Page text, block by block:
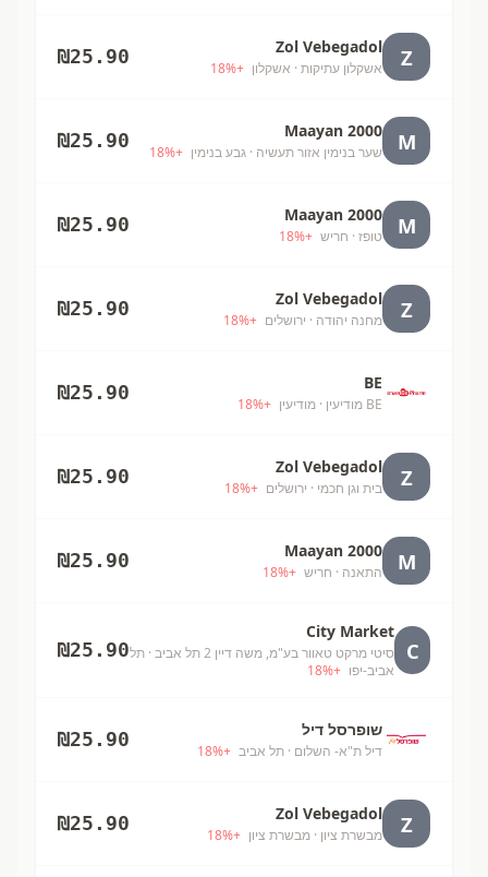
Z
Zol Vebegadol
אשקלון עתיקות · אשקלון +
18%
₪25.90
M
Maayan 2000
שער בנימין אזור תעשיה · גבע בנימין +
18%
₪25.90
M
Maayan 2000
טופז · חריש +
18%
₪25.90
Z
Zol Vebegadol
מחנה יהודה · ירושלים +
18%
₪25.90
BE
BE מודיעין · מודיעין +
18%
₪25.90
Z
Zol Vebegadol
בית וגן חכמי · ירושלים +
18%
₪25.90
M
Maayan 2000
התאנה · חריש +
18%
₪25.90
C
City Market
סיטי מרקט טאוור בע"מ, משה דיין 2 תל אביב
· תל
אביב-יפו +
18%
₪25.90
שופרסל דיל
דיל ת"א- השלום · תל אביב +
18%
₪25.90
Z
Zol Vebegadol
מבשרת ציון · מבשרת ציון +
18%
₪25.90